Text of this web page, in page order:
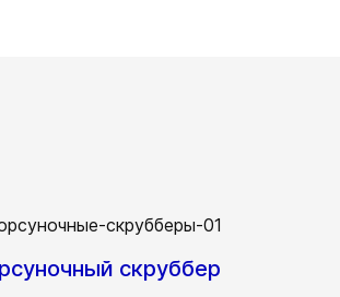
скруббер